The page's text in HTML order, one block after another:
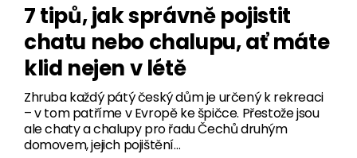
7 tipů, jak správně pojistit
chatu nebo chalupu, ať máte
klid nejen v létě
Zhruba každý pátý český dům je určený k rekreaci
– v tom patříme v Evropě ke špičce. Přestože jsou
ale chaty a chalupy pro řadu Čechů druhým
domovem, jejich pojištění…